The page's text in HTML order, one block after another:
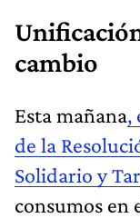
cambio
Esta mañana,
de la
Solidario y
consumos en